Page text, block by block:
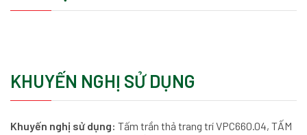
KHUYẾN NGHỊ SỬ DỤNG
Khuyến nghị sử dụng: Tấm trần thả trang trí VPC660.04, TẤM